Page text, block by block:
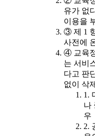
유가 없
이용을
③ 제 1
사전에
④ 교육
는 서비
다고 판
없이 삭
1.
나
우
2.